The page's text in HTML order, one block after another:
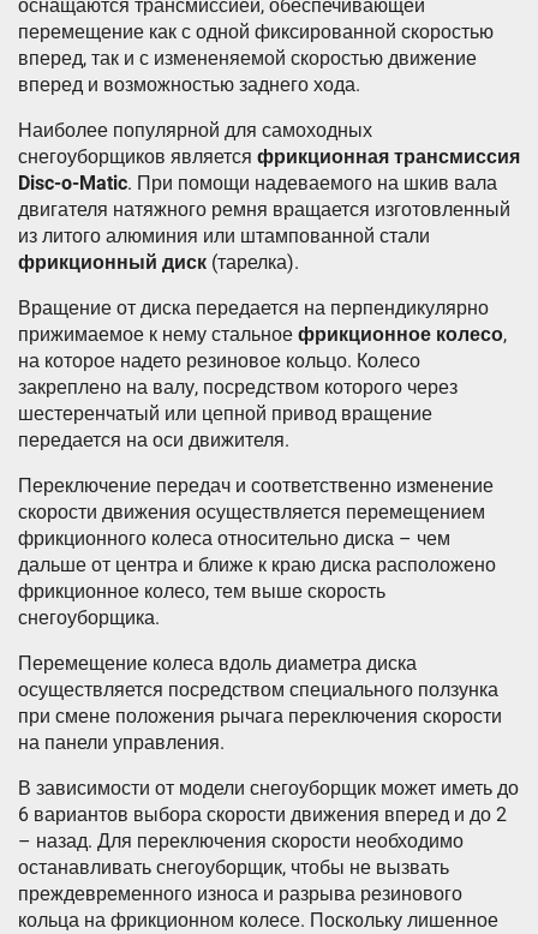
оснащаются трансмиссией, обеспечивающей
перемещение как с одной фиксированной скоростью
вперед, так и с измененяемой скоростью движение
вперед и возможностью заднего хода.
Наиболее популярной для самоходных
снегоуборщиков является фрикционная трансмиссия
Disc-o-Matic. При помощи надеваемого на шкив вала
двигателя натяжного ремня вращается изготовленный
из литого алюминия или штампованной стали
фрикционный диск (тарелка).
Вращение от диска передается на перпендикулярно
прижимаемое к нему стальное фрикционное колесо,
на которое надето резиновое кольцо. Колесо
закреплено на валу, посредством которого через
шестеренчатый или цепной привод вращение
передается на оси движителя.
Переключение передач и соответственно изменение
скорости движения осуществляется перемещением
фрикционного колеса относительно диска – чем
дальше от центра и ближе к краю диска расположено
фрикционное колесо, тем выше скорость
снегоуборщика.
Перемещение колеса вдоль диаметра диска
осуществляется посредством специального ползунка
при смене положения рычага переключения скорости
на панели управления.
В зависимости от модели снегоуборщик может иметь до
6 вариантов выбора скорости движения вперед и до 2
– назад. Для переключения скорости необходимо
останавливать снегоуборщик, чтобы не вызвать
преждевременного износа и разрыва резинового
кольца на фрикционном колесе. Поскольку лишенное